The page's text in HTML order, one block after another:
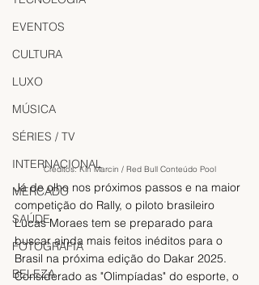
EVENTOS
CULTURA
LUXO
MÚSICA
SÉRIES / TV
INTERNACIONAL
MERCADO
SAÚDE
FOTOGRAFIA
BELEZA
Créditos: Kin Marcin / Red Bull Conteúdo Pool
Já de olho nos próximos passos e na maior
competição do Rally, o piloto brasileiro
Lucas Moraes tem se preparado para
buscar ainda mais feitos inéditos para o
Brasil na próxima edição do Dakar 2025.
Considerado as "Olimpíadas" do esporte, o